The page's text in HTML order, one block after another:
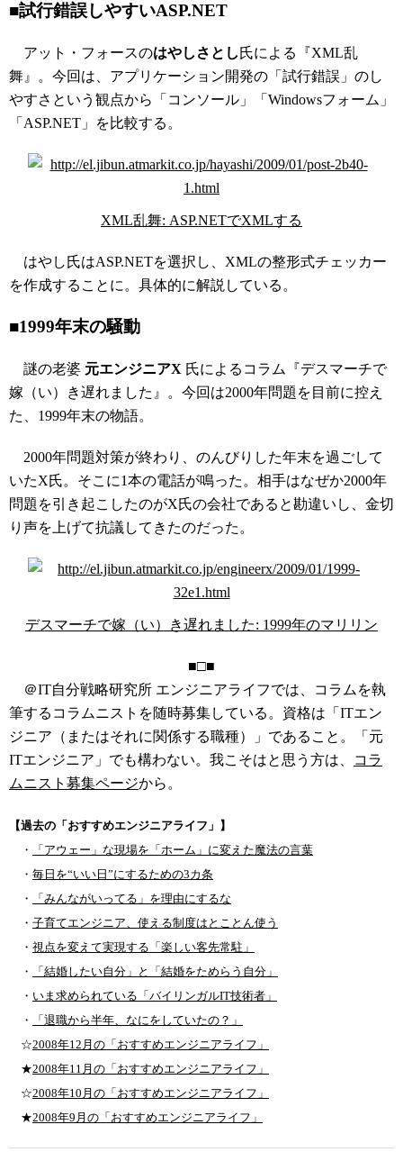
■試行錯誤しやすいASP.NET
アット・フォースのはやしさとし氏による『XML乱
舞』。今回は、アプリケーション開発の「試行錯誤」のし
やすさという観点から「コンソール」「Windowsフォーム」
「ASP.NET」を比較する。
XML乱舞: ASP.NETでXMLする
はやし氏はASP.NETを選択し、XMLの整形式チェッカー
を作成することに。具体的に解説している。
■1999年末の騒動
謎の老婆 元エンジニアX 氏によるコラム『デスマーチで
嫁（い）き遅れました』。今回は2000年問題を目前に控え
た、1999年末の物語。
2000年問題対策が終わり、のんびりした年末を過ごして
いたX氏。そこに1本の電話が鳴った。相手はなぜか2000年
問題を引き起こしたのがX氏の会社であると勘違いし、金切
り声を上げて抗議してきたのだった。
デスマーチで嫁（い）き遅れました: 1999年のマリリン
■□■
＠IT自分戦略研究所 エンジニアライフでは、コラムを執
筆するコラムニストを随時募集している。資格は「ITエン
ジニア（またはそれに関係する職種）」であること。「元
ITエンジニア」でも構わない。我こそはと思う方は、
コラ
ムニスト募集ページから。
【過去の「おすすめエンジニアライフ」】
・
「アウェー」な現場を「ホーム」に変えた魔法の言葉
・ 毎日を“いい日”にするための3カ条
・
「みんながいってる」を理由にするな
・ 子育てエンジニア、使える制度はとことん使う
・ 視点を変えて実現する「楽しい客先常駐」
・
「結婚したい自分」と「結婚をためらう自分」
・ いま求められている「バイリンガルIT技術者」
・
「退職から半年、なにをしていたの？」
☆2008年12月の「おすすめエンジニアライフ」
★2008年11月の「おすすめエンジニアライフ」
☆2008年10月の「おすすめエンジニアライフ」
★2008年9月の「おすすめエンジニアライフ」